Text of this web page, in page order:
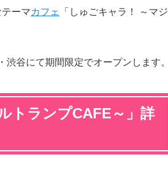
ーマカフェ
「しゅごキャラ！ ～マジ
谷にて期間限定でオープンします。
トランプCAFE～」詳